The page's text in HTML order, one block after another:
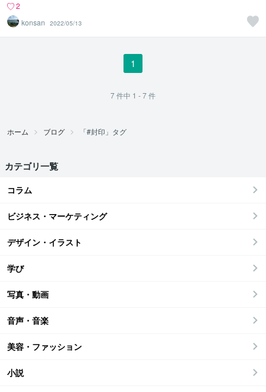
2
konsan
2022/05/13
1
7件中 1 - 7件
ホーム ブログ 「#封印」タグ
カテゴリ一覧
コラム
ビジネス・マーケティング
デザイン・イラスト
学び
写真・動画
音声・音楽
美容・ファッション
小説